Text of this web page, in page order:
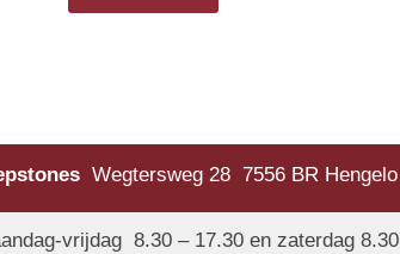
Wegtersweg 28 7556 BR Hengelo
vrijdag 8.30 – 17.30 en zaterdag